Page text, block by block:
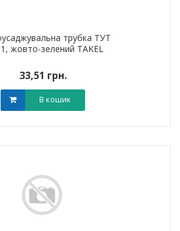
трубка ТУТ
жовто-зелений TAKEL
33,51 грн.
В кошик